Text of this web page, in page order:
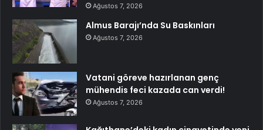
Ağustos 7, 2026
Almus Barajı’nda Su Baskınları
Ağustos 7, 2026
Vatani göreve hazırlanan genç
mühendis feci kazada can verdi!
Ağustos 7, 2026